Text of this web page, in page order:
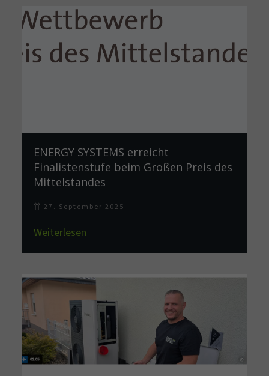
ENERGY SYSTEMS erreicht
Finalistenstufe beim Großen Preis des
Mittelstandes
27. September 2025
Weiterlesen